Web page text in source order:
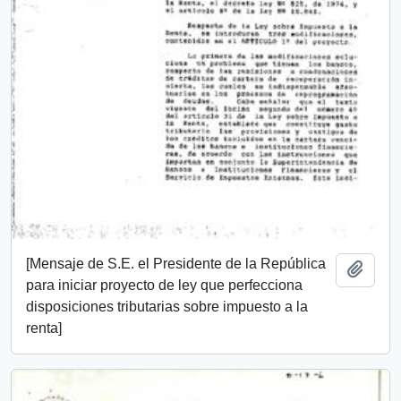
[Mensaje de S.E. el Presidente de la República
para iniciar proyecto de ley que perfecciona
disposiciones tributarias sobre impuesto a la
renta]